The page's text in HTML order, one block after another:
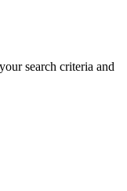
search criteria and